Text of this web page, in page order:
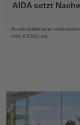
die
AIDA setzt
Auszubildende
von AIDAluna